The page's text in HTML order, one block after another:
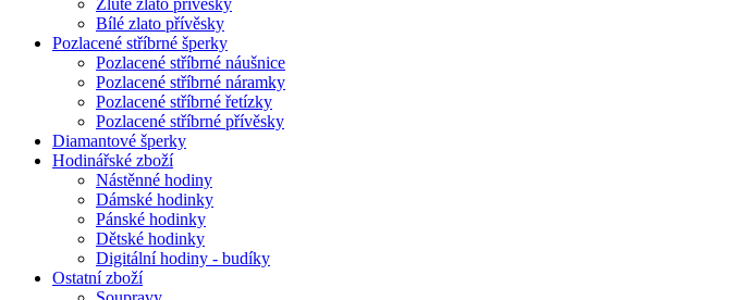
Žluté zlato přívěsky
Bílé zlato přívěsky
Pozlacené stříbrné šperky
Pozlacené stříbrné náušnice
Pozlacené stříbrné náramky
Pozlacené stříbrné řetízky
Pozlacené stříbrné přívěsky
Diamantové šperky
Hodinářské zboží
Nástěnné hodiny
Dámské hodinky
Pánské hodinky
Dětské hodinky
Digitální hodiny - budíky
Ostatní zboží